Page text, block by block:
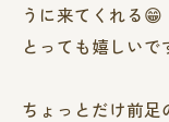
うに来てくれる😁
とっても嬉しいで
ちょっとだけ前足